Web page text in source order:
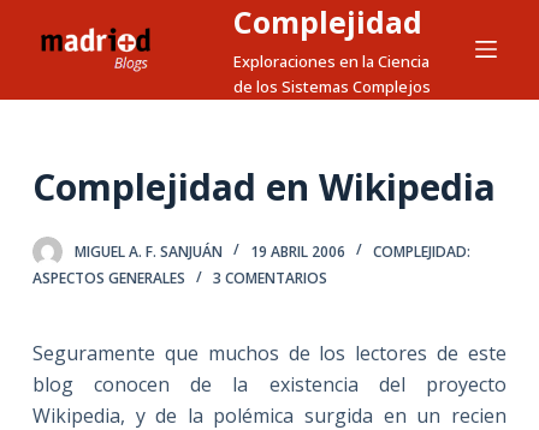
n
e
Complejidad
Exploraciones en la Ciencia
de los Sistemas Complejos
Complejidad en Wikipedia
MIGUEL A. F. SANJUÁN 19 ABRIL 2006
COMPLEJIDAD:
ASPECTOS GENERALES
3 COMENTARIOS
Seguramente que muchos de los lectores de este
blog conocen de la existencia del proyecto
Wikipedia, y de la polémica surgida en un recien